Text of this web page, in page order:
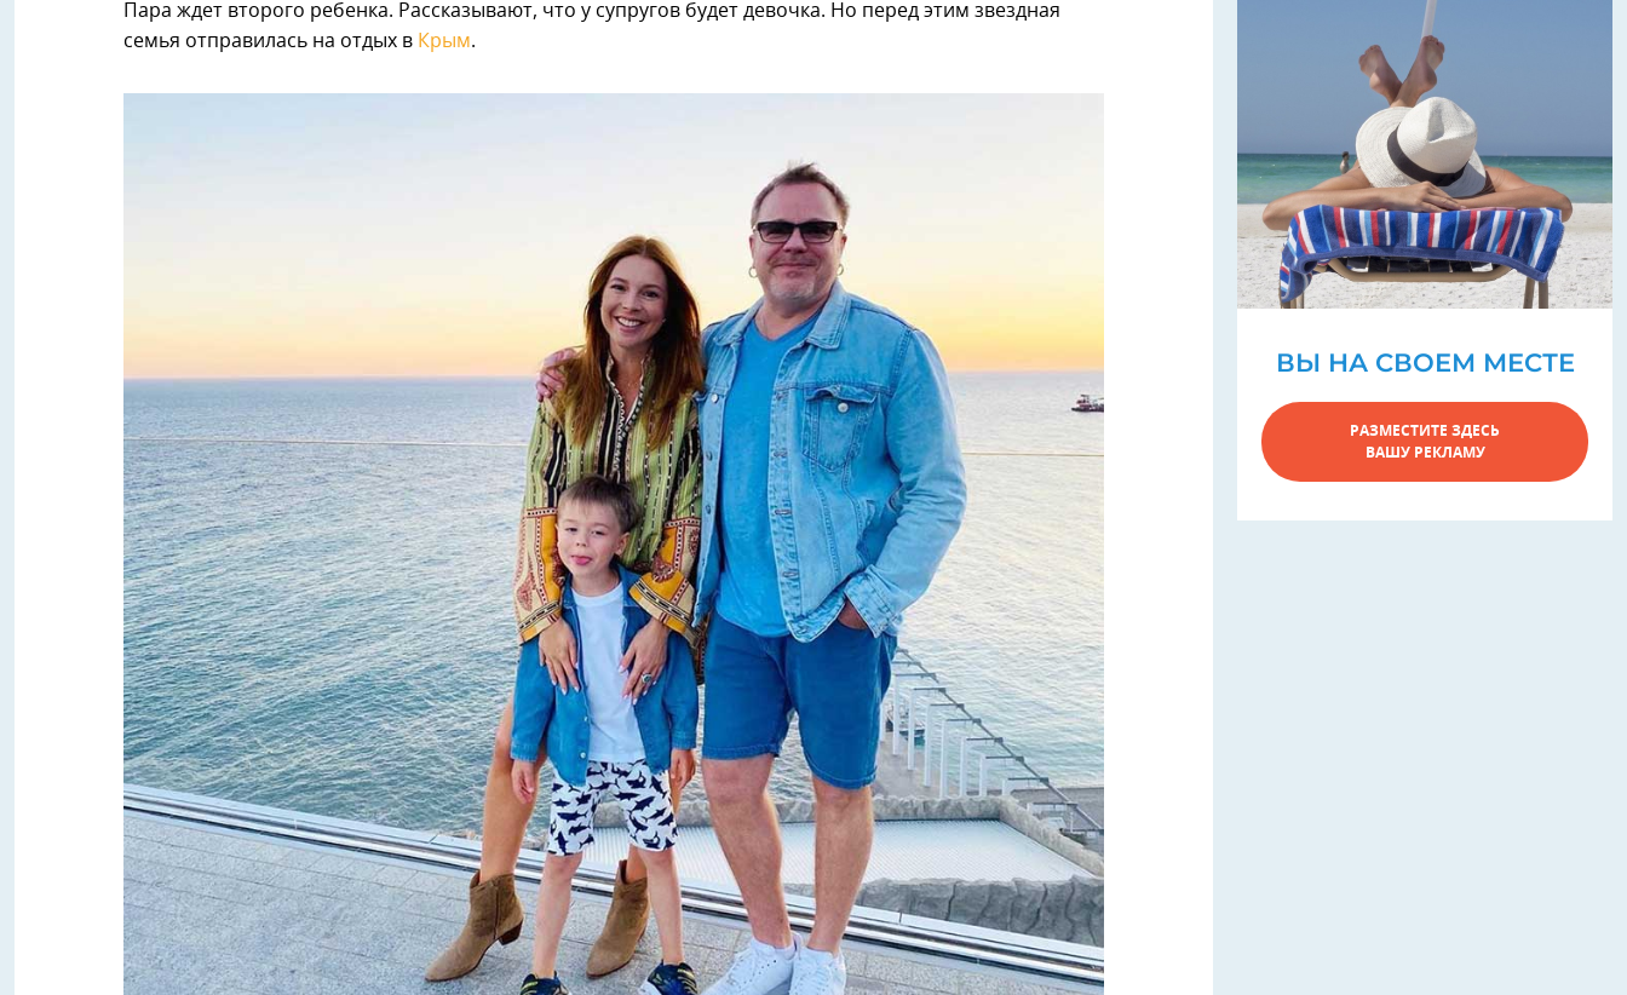
Пара ждет второго ребенка. Рассказывают, что у супругов будет девочка. Но перед этим звездная
семья отправилась на отдых в Крым.
ВЫ НА СВОЕМ МЕСТЕ
РАЗМЕСТИТЕ ЗДЕСЬ
ВАШУ РЕКЛАМУ